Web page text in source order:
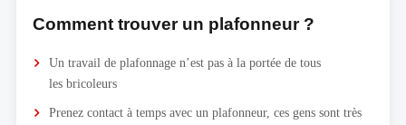
Comment trouver un plafonneur ?
Un travail de plafonnage n’est pas à la portée de tous
les bricoleurs
Prenez contact à temps avec un plafonneur, ces gens sont très